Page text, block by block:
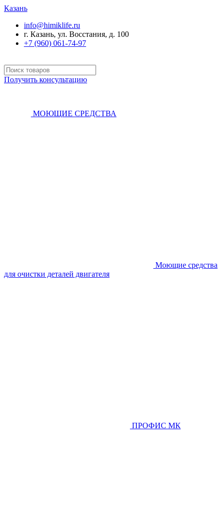
Казань
info@himiklife.ru
г. Казань, ул. Восстания, д. 100
+7 (960) 061-74-97
Получить консультацию
МОЮЩИЕ СРЕДСТВА
Моющие средства
для очистки деталей двигателя
ПРОФИС МК